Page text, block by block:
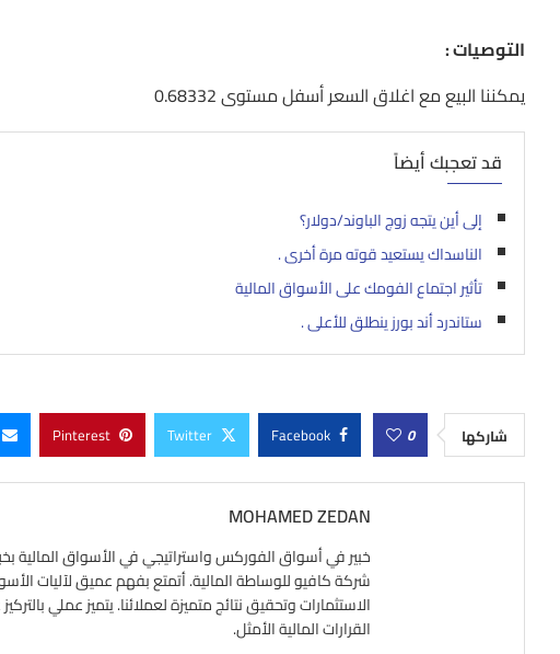
التوصيات :
يمكننا البيع مع اغلاق السعر أسفل مستوى 0.68332
قد تعجبك أيضاً
إلى أين يتجه زوج الباوند/دولار؟
الناسداك يستعيد قوته مرة أخرى .
تأثير اجتماع الفومك على الأسواق المالية
ستاندرد أند بورز ينطلق للأعلى .
شاركها 0
Facebook
Twitter
Pinterest
MOHAMED ZEDAN
شركة كافيو للوساطة المالية. أتمتع بفهم عميق لآليات
الاستثمارات وتحقيق نتائج متميزة لعملائنا. يتميز عملي
القرارات المالية الأمثل.